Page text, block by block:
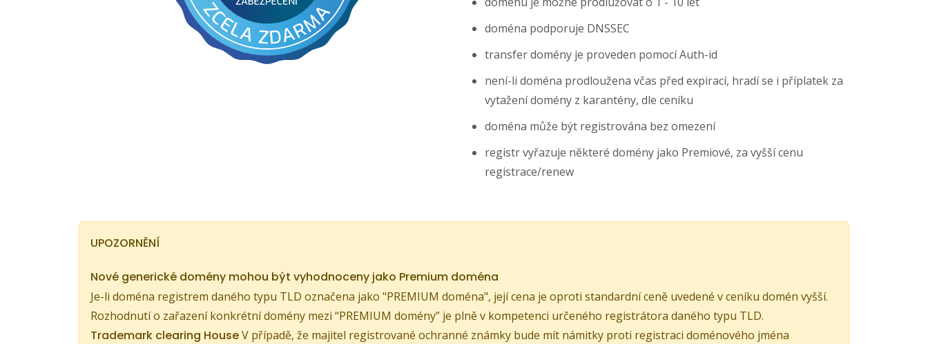
doména podporuje DNSSEC
transfer domény je proveden pomocí Auth-id
není-li doména prodloužena včas před expirací, hradí se i příplatek za
vytažení domény z karantény, dle ceníku
doména může být registrována bez omezení
registr vyřazuje některé domény jako Premiové, za vyšší cenu
registrace/renew
UPOZORNĚNÍ
Nové generické domény mohou být vyhodnoceny jako Premium doména
Je-li doména registrem daného typu TLD označena jako "PREMIUM doména", její cena je oproti standardní ceně uvedené v ceníku domén vyšší.
Rozhodnutí o zařazení konkrétní domény mezi “PREMIUM domény” je plně v kompetenci určeného registrátora daného typu TLD.
Trademark clearing HouseV případě, že majitel registrované ochranné známky bude mít námitky proti registraci doménového jména